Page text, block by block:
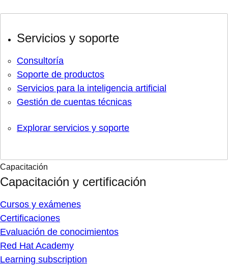
Servicios y soporte
Consultoría
Soporte de productos
Servicios para la inteligencia artificial
Gestión de cuentas técnicas
Explorar servicios y soporte
Capacitación
Capacitación y certificación
Cursos y exámenes
Certificaciones
Evaluación de conocimientos
Red Hat Academy
Learning subscription